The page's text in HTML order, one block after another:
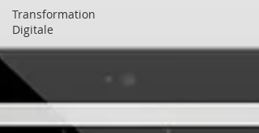
Transformation
Digitale